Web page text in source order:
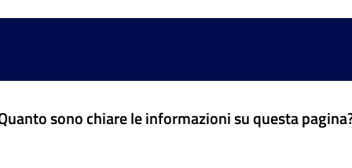
sono chiare le informazioni su questa